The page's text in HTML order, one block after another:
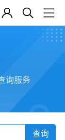
询服务
查询